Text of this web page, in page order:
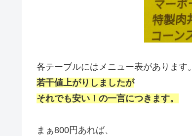
各テーブルにはメニュー表があります。
若干値上がりしましたが
それでも安い！の一言につきます。
まぁ800円あれば、